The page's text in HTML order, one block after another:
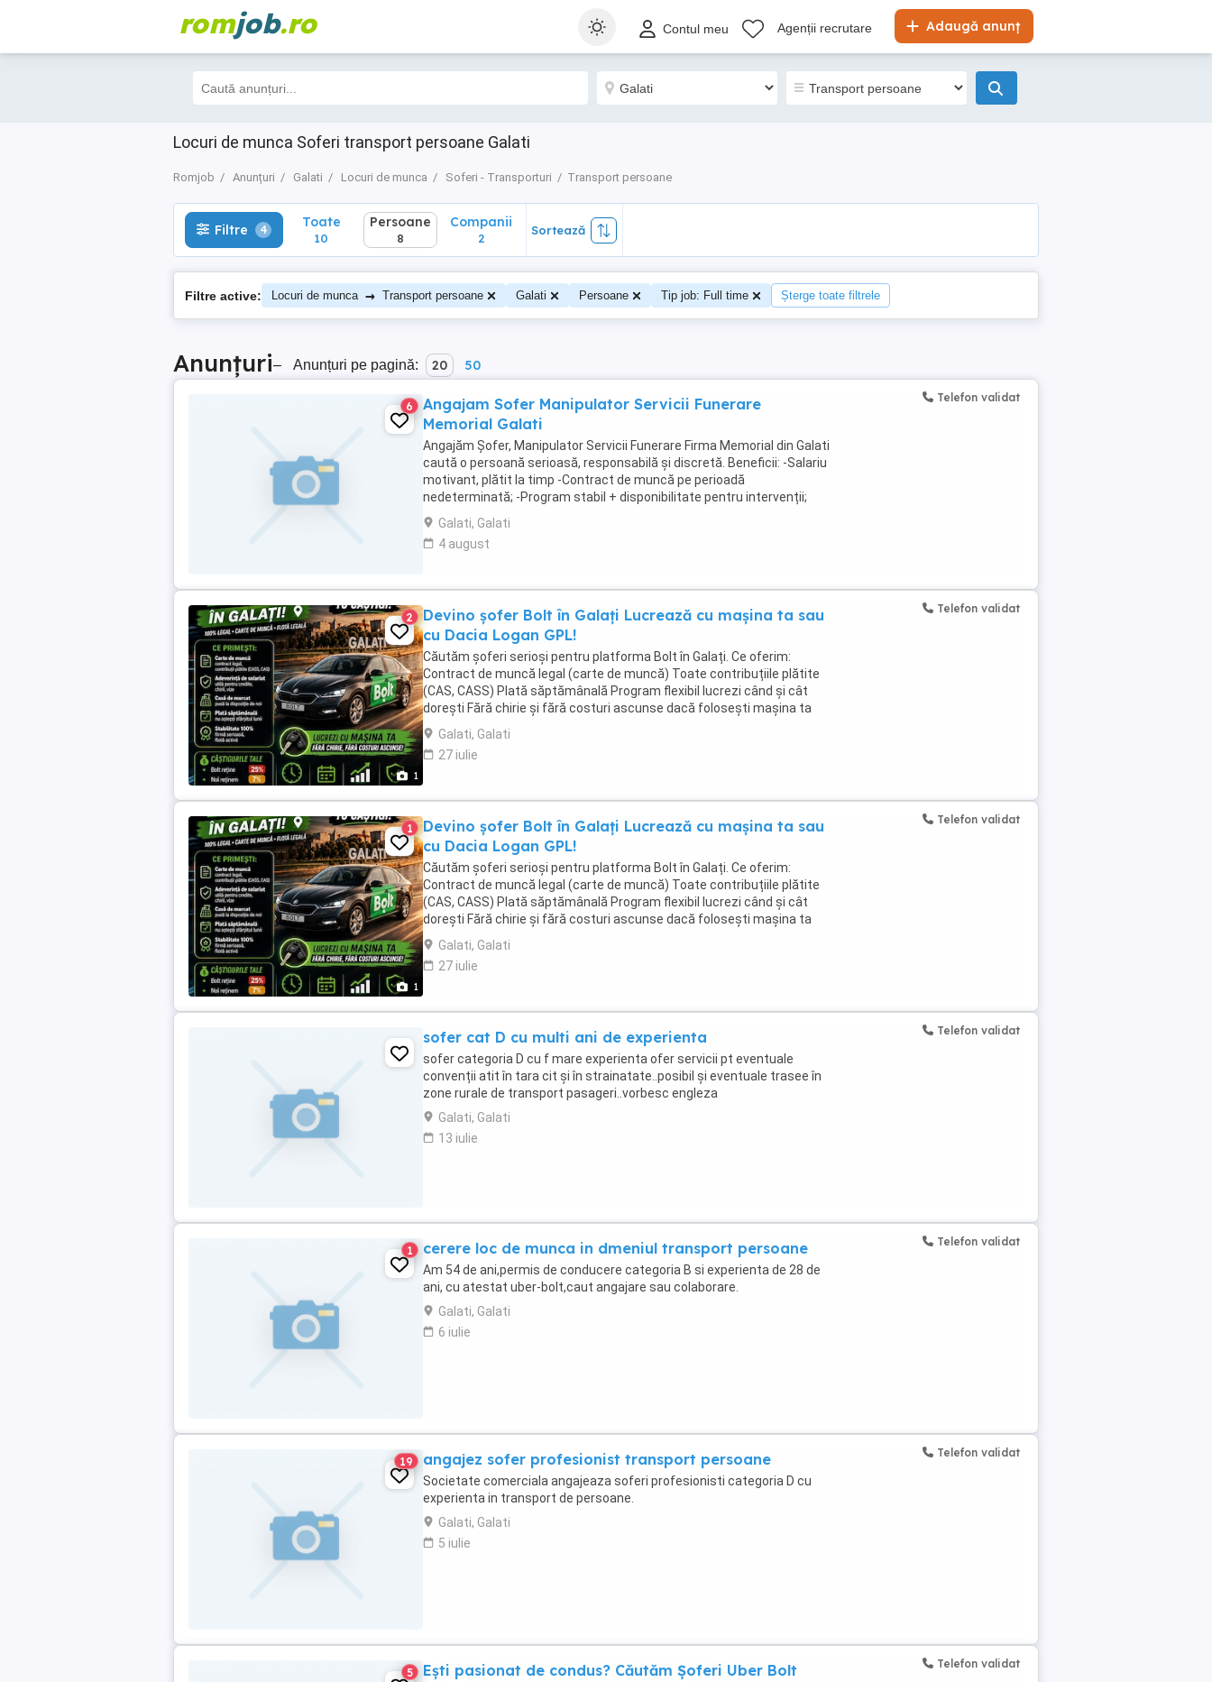
romjob.ro Adaugă anunț
Contul meu Agenții recrutare
Locuri de munca Soferi transport persoane Galati
Romjob Anunțuri Galati Locuri de munca Soferi - Transporturi Transport persoane
Filtre 4 Toate
10
Filtre 4 Toate
10
Persoane
8
Companii
2
Sortează
Filtre active: Locuri de munca → Transport persoane Galati Persoane Tip job: Full time Șterge toate filtrele
Anunțuri– Anunțuri pe pagină: 20 50
6
Angajam Sofer Manipulator Servicii Funerare
Memorial Galati
Angajăm Șofer, Manipulator Servicii Funerare Firma Memorial din Galati
caută o persoană serioasă, responsabilă și discretă. Beneficii: -Salariu
motivant, plătit la timp -Contract de muncă pe perioadă
nedeterminată; -Program stabil + disponibilitate pentru intervenții;
Cerințe: -Permis de conducere categoria ...
Galati, Galati
4 august
Telefon validat
1
2
Devino șofer Bolt în Galați Lucrează cu mașina ta sau
cu Dacia Logan GPL!
Căutăm șoferi serioși pentru platforma Bolt în Galați. Ce oferim:
Contract de muncă legal (carte de muncă) Toate contribuțiile plătite
(CAS, CASS) Plată săptămânală Program flexibil lucrezi când și cât
dorești Fără chirie și fără costuri ascunse dacă folosești mașina ta
Suport dedicat și flotă activă Avem ...
Galati, Galati
27 iulie
Telefon validat
1
1
Devino șofer Bolt în Galați Lucrează cu mașina ta sau
cu Dacia Logan GPL!
Căutăm șoferi serioși pentru platforma Bolt în Galați. Ce oferim:
Contract de muncă legal (carte de muncă) Toate contribuțiile plătite
(CAS, CASS) Plată săptămânală Program flexibil lucrezi când și cât
dorești Fără chirie și fără costuri ascunse dacă folosești mașina ta
Suport dedicat și flotă activă Avem ...
Galati, Galati
27 iulie
Telefon validat
sofer cat D cu multi ani de experienta
sofer categoria D cu f mare experienta ofer servicii pt eventuale
convenții atit în tara cit și în strainatate..posibil și eventuale trasee în
zone rurale de transport pasageri..vorbesc engleza
Galati, Galati
13 iulie
Telefon validat
1 cerere loc de munca in dmeniul transport persoane
Am 54 de ani,permis de conducere categoria B si experienta de 28 de
ani, cu atestat uber-bolt,caut angajare sau colaborare.
Galati, Galati
6 iulie
Telefon validat
19 angajez sofer profesionist transport persoane
Societate comerciala angajeaza soferi profesionisti categoria D cu
experienta in transport de persoane.
Galati, Galati
5 iulie
Telefon validat
5 Ești pasionat de condus? Căutăm Șoferi Uber Bolt Telefon validat